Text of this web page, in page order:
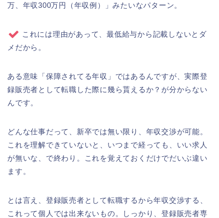
万、年収300万円（年収例）」みたいなパターン。
これには理由があって、最低給与から記載しないとダ
メだから。
ある意味「保障されてる年収」ではあるんですが、実際登
録販売者として転職した際に幾ら貰えるか？が分からない
んです。
どんな仕事だって、新卒では無い限り、年収交渉が可能。
これを理解できていないと、いつまで経っても、いい求人
が無いな、で終わり。これを覚えておくだけでだいぶ違い
ます。
とは言え、登録販売者として転職するから年収交渉する、
これって個人では出来ないもの。しっかり、登録販売者専